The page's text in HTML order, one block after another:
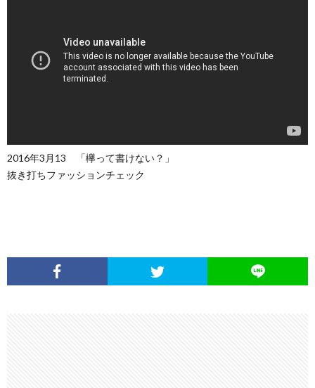
2016年3月13 「欅って書けない？」
抜き打ちファッションチェック